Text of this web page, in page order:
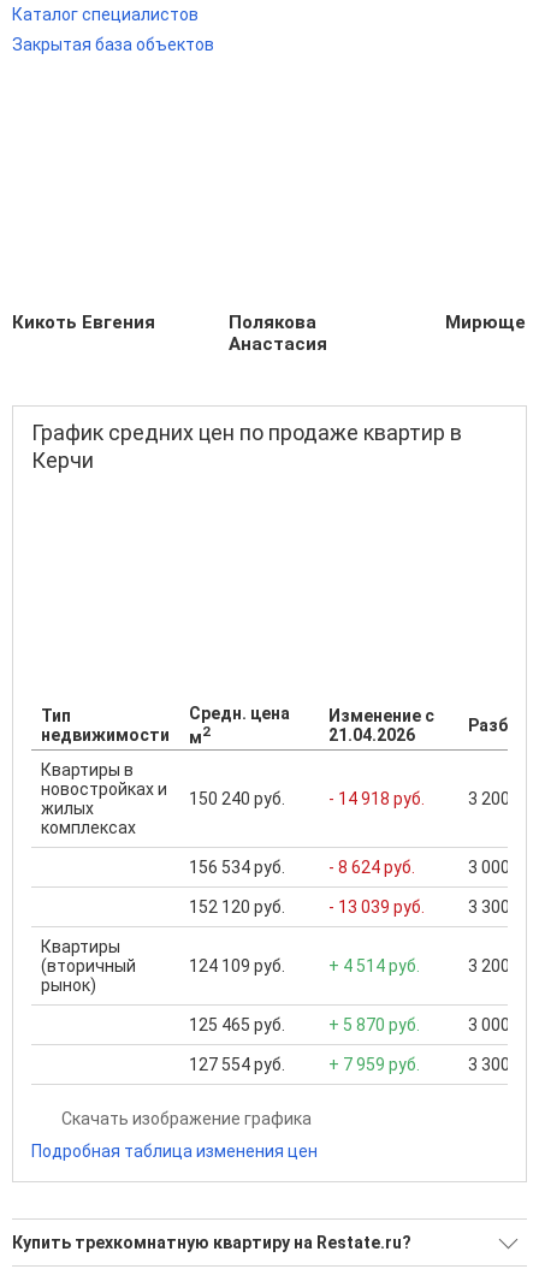
Каталог специалистов
Закрытая база объектов
Кикоть Евгения
Полякова
Анастасия
График средних цен по продаже квартир в
Керчи
Тип
недвижимости
Средн. цена
м2
Изменение с
21.04.2026
Квартиры в
новостройках и
жилых
комплексах
150 240 руб. - 14 918 руб. 3 200
156 534 руб. - 8 624 руб. 3 000
152 120 руб. - 13 039 руб. 3 300
Квартиры
(вторичный
рынок)
124 109 руб. + 4 514 руб. 3 200
125 465 руб. + 5 870 руб. 3 000
127 554 руб. + 7 959 руб. 3 300
Скачать изображение графика
Подробная таблица изменения цен
Купить трехкомнатную квартиру на Restate.ru?